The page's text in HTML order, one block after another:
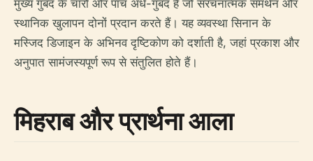
मुख्य गुंबद के चारों ओर पांच अर्ध-गुंबद हैं जो संरचनात्मक समर्थन और
स्थानिक खुलापन दोनों प्रदान करते हैं। यह व्यवस्था सिनान के
मस्जिद डिजाइन के अभिनव दृष्टिकोण को दर्शाती है, जहां प्रकाश और
अनुपात सामंजस्यपूर्ण रूप से संतुलित होते हैं।
मिहराब और प्रार्थना आला